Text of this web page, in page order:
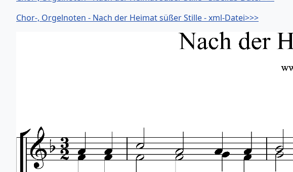
Chor-, Orgelnoten - Nach der Heimat süßer Stille - xml-Datei>>>